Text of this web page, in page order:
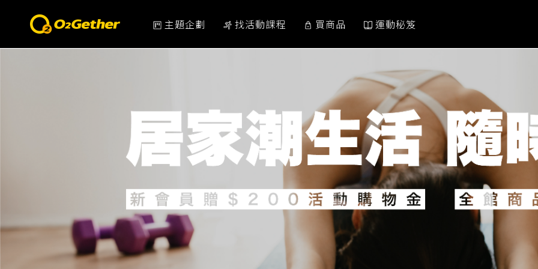
主題企劃 找活動課程 買商品 運動秘笈